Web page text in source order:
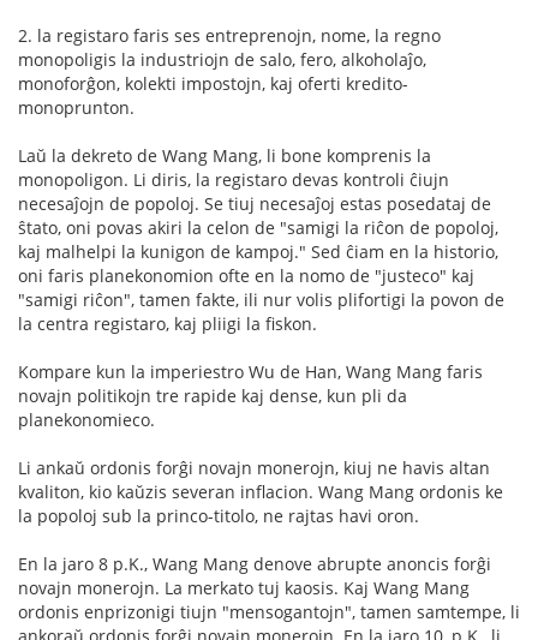
2. la registaro faris ses entreprenojn, nome, la regno
monopoligis la industriojn de salo, fero, alkoholaĵo,
monoforĝon, kolekti impostojn, kaj oferti kredito-
monoprunton.
Laŭ la dekreto de Wang Mang, li bone komprenis la
monopoligon. Li diris, la registaro devas kontroli ĉiujn
necesaĵojn de popoloj. Se tiuj necesaĵoj estas posedataj de
ŝtato, oni povas akiri la celon de "samigi la riĉon de popoloj,
kaj malhelpi la kunigon de kampoj." Sed ĉiam en la historio,
oni faris planekonomion ofte en la nomo de "justeco" kaj
"samigi riĉon", tamen fakte, ili nur volis plifortigi la povon de
la centra registaro, kaj pliigi la fiskon.
Kompare kun la imperiestro Wu de Han, Wang Mang faris
novajn politikojn tre rapide kaj dense, kun pli da
planekonomieco.
Li ankaŭ ordonis forĝi novajn monerojn, kiuj ne havis altan
kvaliton, kio kaŭzis severan inflacion. Wang Mang ordonis ke
la popoloj sub la princo-titolo, ne rajtas havi oron.
En la jaro 8 p.K., Wang Mang denove abrupte anoncis forĝi
novajn monerojn. La merkato tuj kaosis. Kaj Wang Mang
ordonis enprizonigi tiujn "mensogantojn", tamen samtempe, li